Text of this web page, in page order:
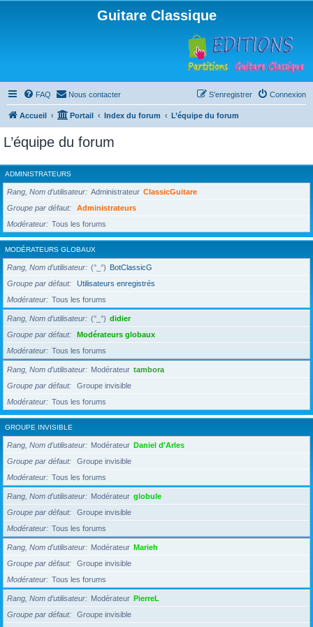
Guitare Classique
FAQ Nous contacter Connexion
S’enregistrer
Accueil Portail Index du forum L’équipe du forum
L’équipe du forum
ADMINISTRATEURS
Rang, Nom d’utilisateur Administrateur ClassicGuitare
Groupe par défaut
Administrateurs
Modérateur
Tous les forums
MODÉRATEURS GLOBAUX
Rang, Nom d’utilisateur (°_°) BotClassicG
Groupe par défaut
Utilisateurs enregistrés
Modérateur
Tous les forums
Rang, Nom d’utilisateur (°_°) didier
Groupe par défaut
Modérateurs globaux
Modérateur
Tous les forums
Rang, Nom d’utilisateur Modérateur tambora
Groupe par défaut
Groupe invisible
Modérateur
Tous les forums
GROUPE INVISIBLE
Rang, Nom d’utilisateur Modérateur Daniel d'Arles
Groupe par défaut
Groupe invisible
Modérateur
Tous les forums
Rang, Nom d’utilisateur Modérateur globule
Groupe par défaut
Groupe invisible
Modérateur
Tous les forums
Rang, Nom d’utilisateur Modérateur Marieh
Groupe par défaut
Groupe invisible
Modérateur
Tous les forums
Rang, Nom d’utilisateur Modérateur PierreL
Groupe par défaut
Groupe invisible